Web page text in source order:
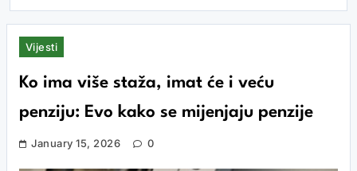
Vijesti
Ko ima više staža, imat će i veću
penziju: Evo kako se mijenjaju penzije
January 15, 2026 0